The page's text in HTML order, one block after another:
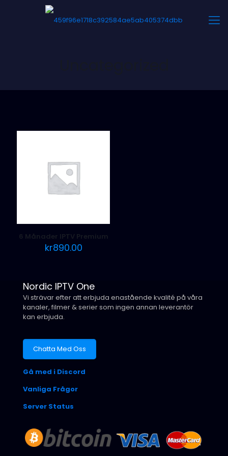
6 Månader IPTV Premium
kr890.00
Nordic IPTV One
Vi strävar efter att erbjuda enastående kvalité på våra
kanaler, filmer & serier som ingen annan leverantör
kan erbjuda.
Chatta Med Oss
Gå med i Discord
Vanliga Frågor
Server Status